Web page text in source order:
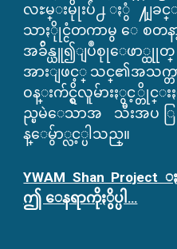
လႊမ္းမိုုးပ်ံ႕ ႏွံ႔ျ
သာႏိုုင္ငံတကာမွ ေစတန
အခ်ိန္ယူ၍ျပဳစုုေဖာ္ထုု
အားျဖင့္ သင္၏အသက္
ဝန္းက်င္ရွိလူမ်ားႏွင့္တို
ည္ၿမဲေသာအ သီးအပ ြ
န္ေမွ်ာ္လင့္ပါသည္။
YWAM Shan
ဤ ေနရာကိုႏွိပ္ပါ…